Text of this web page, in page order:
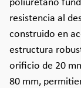
poliuretano
resistencia al
construido en
estructura
orificio de 20
80 mm,